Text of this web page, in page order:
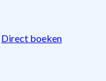
Direct boeken